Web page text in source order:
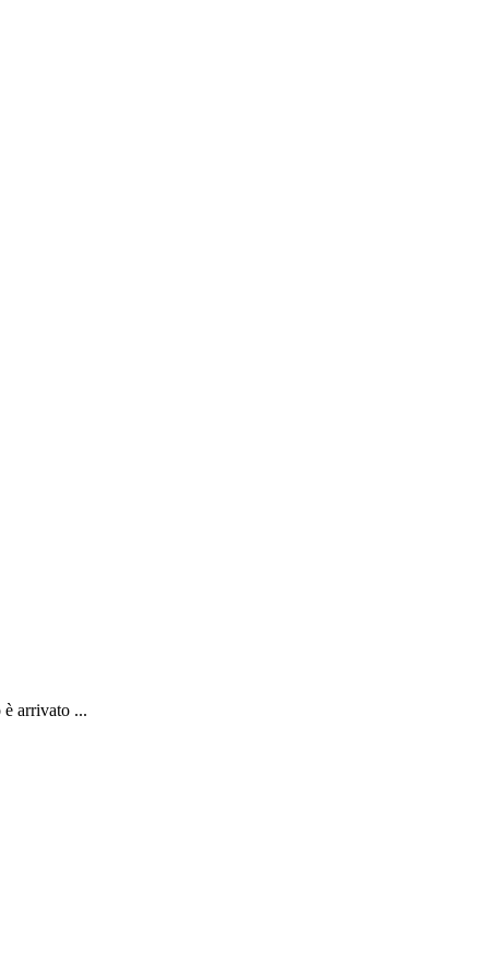
è arrivato ...